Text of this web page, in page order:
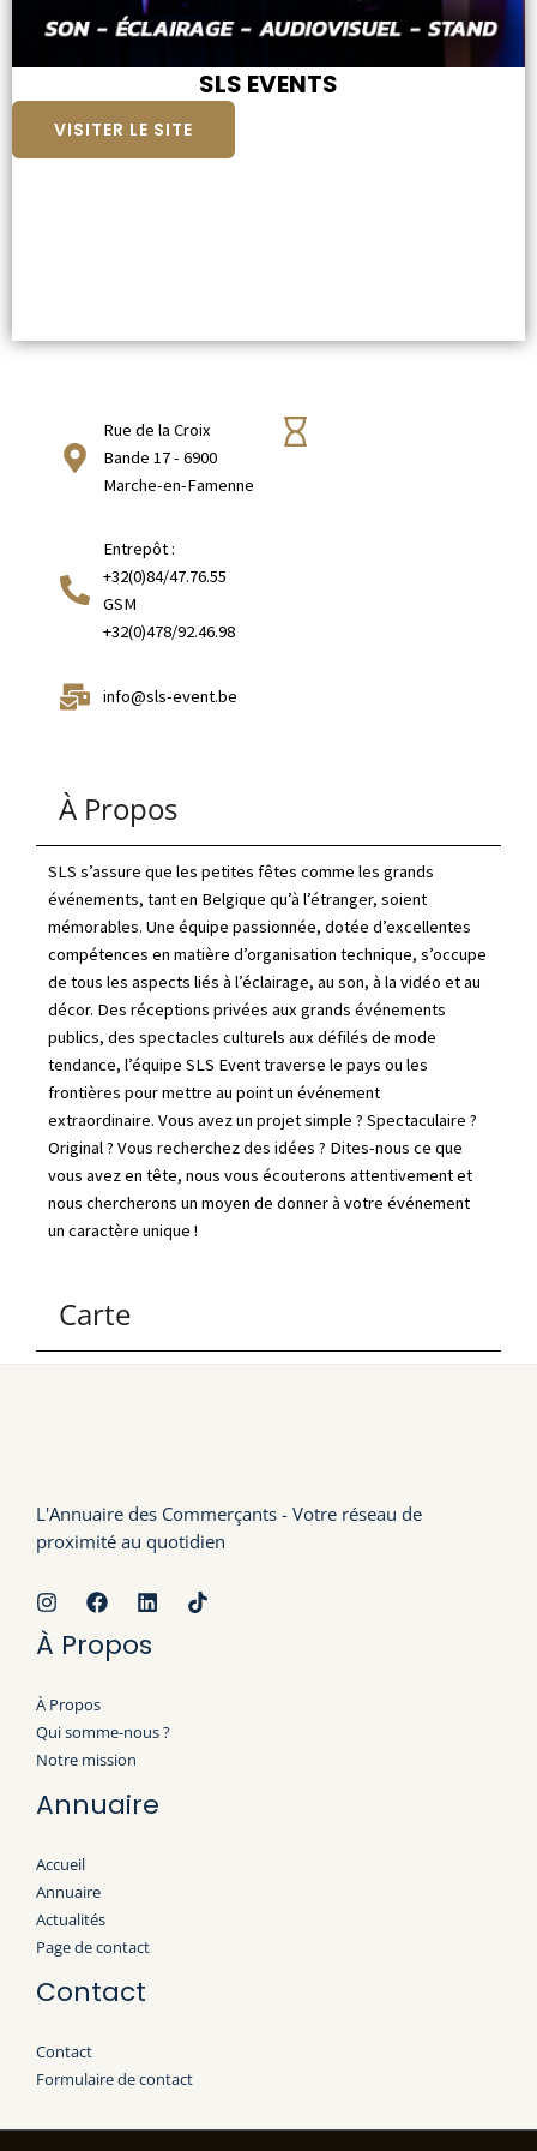
SLS EVENTS
VISITER LE SITE
Rue de la Croix
Bande 17 - 6900
Marche-en-Famenne
Entrepôt :
+32(0)84/47.76.55
GSM
+32(0)478/92.46.98
info@sls-event.be
À Propos
SLS s’assure que les petites fêtes comme les grands
événements, tant en Belgique qu’à l’étranger, soient
mémorables. Une équipe passionnée, dotée d’excellentes
compétences en matière d’organisation technique, s’occupe
de tous les aspects liés à l’éclairage, au son, à la vidéo et au
décor. Des réceptions privées aux grands événements
publics, des spectacles culturels aux défilés de mode
tendance, l’équipe SLS Event traverse le pays ou les
frontières pour mettre au point un événement
extraordinaire. Vous avez un projet simple ? Spectaculaire ?
Original ? Vous recherchez des idées ? Dites-nous ce que
vous avez en tête, nous vous écouterons attentivement et
nous chercherons un moyen de donner à votre événement
un caractère unique !
Carte
L'Annuaire des Commerçants - Votre réseau de
proximité au quotidien
À Propos
À Propos
Qui somme-nous ?
Notre mission
Annuaire
Accueil
Annuaire
Actualités
Page de contact
Contact
Contact
Formulaire de contact